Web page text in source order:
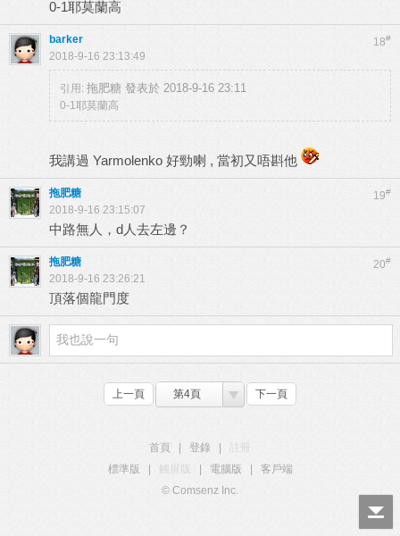
0-1耶莫蘭高
18#
barker
2018-9-16 23:13:49
引用: 拖肥糖 發表於 2018-9-16 23:11
0-1耶莫蘭高
我講過 Yarmolenko 好勁喇 , 當初又唔斟他
19#
拖肥糖
2018-9-16 23:15:07
中路無人，d人去左邊？
20#
拖肥糖
2018-9-16 23:26:21
頂落個龍門度
上一頁 第4頁 下一頁
首頁 登錄
標準版
觸屏版 電腦版
客戶端
© Comsenz Inc.